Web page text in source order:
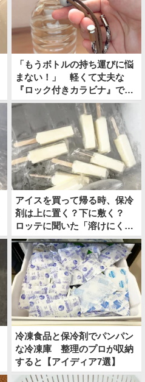
「もうボトルの持ち運びに悩
まない！」 軽くて丈夫な
『ロック付きカラビナ』で夏
のお出かけが快適になる
アイスを買って帰る時、保冷
剤は上に置く？下に敷く？
ロッテに聞いた「溶けにくい
持ち帰り方」
冷凍食品と保冷剤でパンパン
な冷凍庫 整理のプロが収納
すると【アイディア7選】